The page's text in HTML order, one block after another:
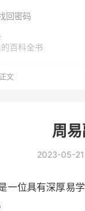
百科全书
回密码
正文
周
2023-05-21
一位具有深厚易